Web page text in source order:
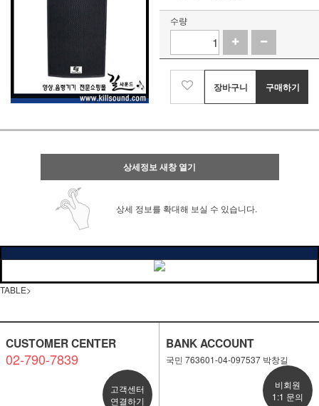
수량
장바구니 구매하기
상세정보 새창 열기
상세 정보를 확대해 보실 수 있습니다.
TABLE>
CUSTOMER CENTER
02-790-7839
고객센터
연결하기
BANK ACCOUNT
국민 763601-04-097537 박창길
비회원
1:1 문의